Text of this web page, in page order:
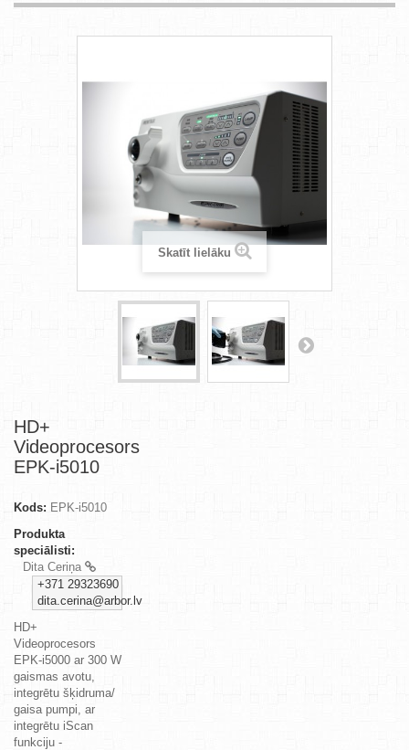
Skatīt lielāku
HD+
Videoprocesors
EPK-i5010
Kods: EPK-i5010
Produkta
speciālisti:
Dita Ceriņa
+371 29323690
dita.cerina@arbor.lv
HD+
Videoprocesors
EPK-i5000 ar 300 W
gaismas avotu,
integrētu šķidruma/
gaisa pumpi, ar
integrētu iScan
funkciju -